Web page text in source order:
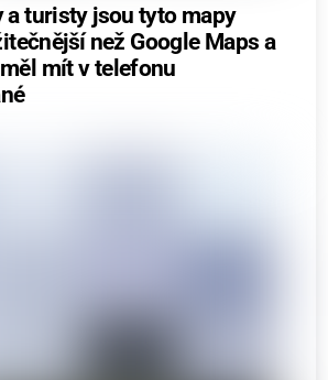
turisty jsou tyto mapy
než Google Maps a
mít v telefonu